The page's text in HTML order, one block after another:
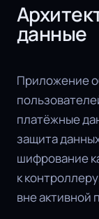
данные
Приложение
платёжные
защита
шифрование
к
вне активной